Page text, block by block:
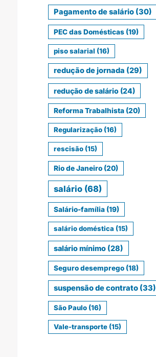
Pagamento de salário(30)
PEC das Domésticas(19)
piso salarial (16)
redução de jornada (29)
redução de salário(24)
Reforma Trabalhista(20)
Regularização(16)
rescisão(15)
Rio de Janeiro(20)
salário(68)
Salário-família(19)
salário doméstica (15)
salário mínimo(28)
Seguro desemprego(18)
suspensão de contrato(33)
São Paulo(16)
Vale-transporte(15)